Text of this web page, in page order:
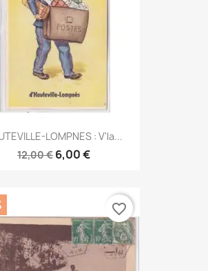
LOMPNES : V'la...
12,00 € 6,00 €
favorite_border